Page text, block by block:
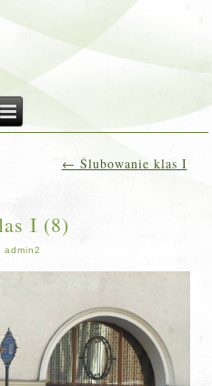
← Ślubowanie klas I
I (8)
admin2